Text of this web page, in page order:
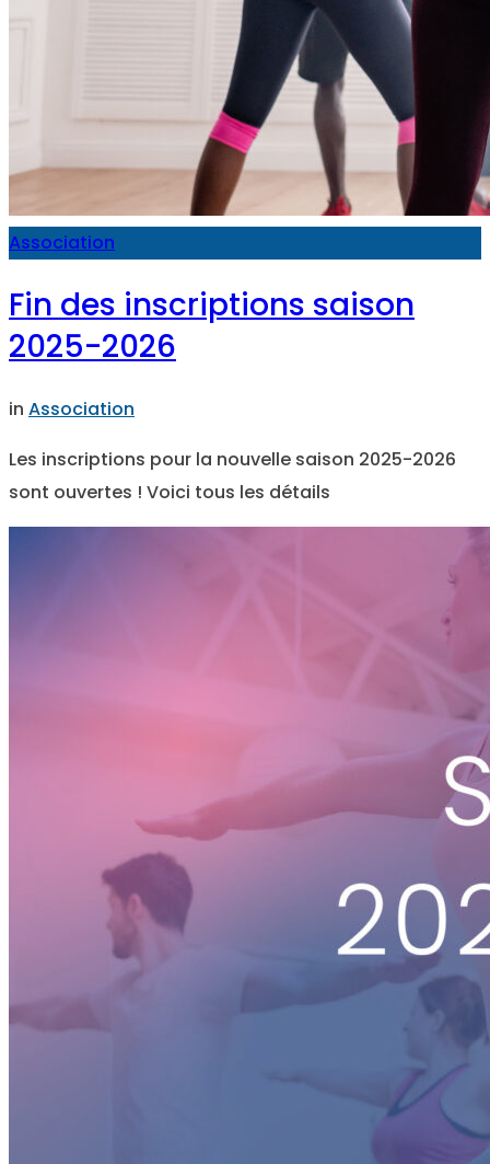
Association
Fin des inscriptions saison
2025-2026
in Association
Les inscriptions pour la nouvelle saison 2025-2026
sont ouvertes ! Voici tous les détails